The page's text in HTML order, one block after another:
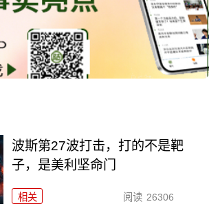
波斯第27波打击，打的不是靶
子，是美利坚命门
相关 阅读 26306